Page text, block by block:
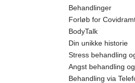
Behandlinger
Forløb for
BodyTalk
Din unikke historie
Stress behandling
Angst behandling
Behandling via